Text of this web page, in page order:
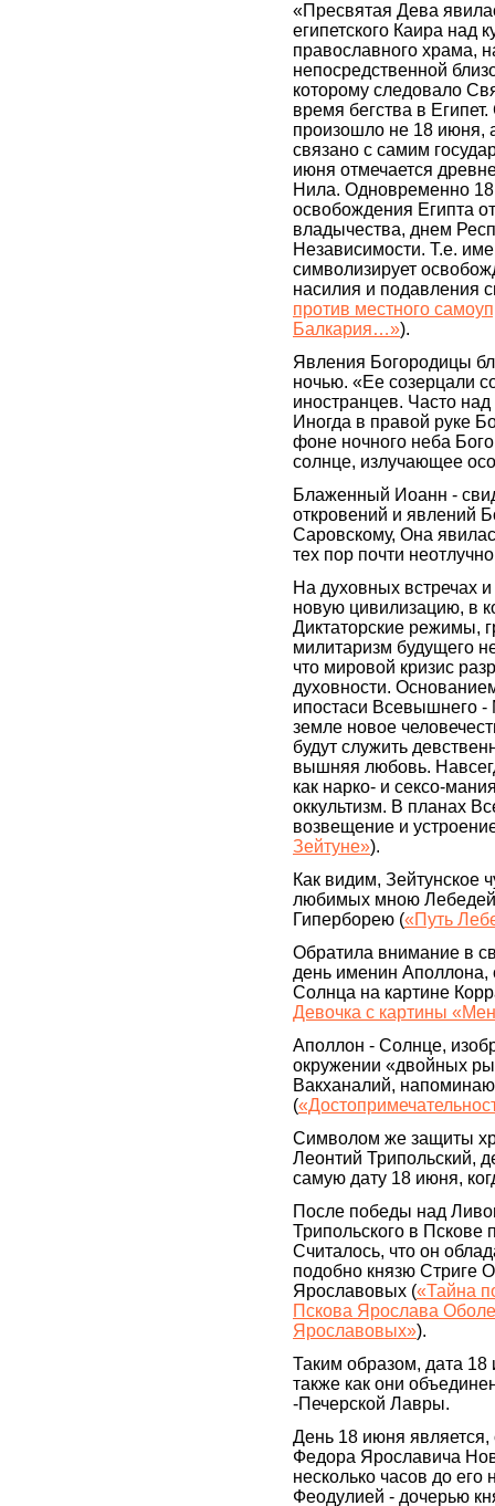
«Пресвятая Дева
египетского Каира над
православного храма,
непосредственной
которому следовало
время бегства в
произошло не 18 июня,
связано с самим
июня отмечается
Нила. Одновременно
освобождения Египта
владычества, днем
Независимости. Т.е.
символизирует
насилия и подавления
против местного
Балкария…»).
Явления Богородицы
ночью. «Ее созерцали
иностранцев. Часто
Иногда в правой руке
фоне ночного неба
солнце, излучающее
Блаженный Иоанн -
откровений и явлений
Саровскому, Она
тех пор почти
На духовных встречах
новую цивилизацию, в
Диктаторские режимы,
милитаризм будущего
что мировой кризис
духовности.
ипостаси Всевышнего -
земле новое
будут служить
вышняя любовь.
как нарко- и сексо-
оккультизм. В планах
возвещение и
Зейтуне»).
Как видим, Зейтунское
любимых мною
Гиперборею («Путь
Обратила внимание в
день именин
Солнца на картине
Девочка с картины
Аполлон - Солнце,
окружении «двойных
Вакханалий,
(
Символом же защиты
Леонтий Трипольский,
самую дату 18 июня,
После победы над
Трипольского в Пскове
Считалось, что он
подобно князю Стриге
Ярославовых («Тайна
Пскова Ярослава
Ярославовых»).
Таким образом, дата
также как они
-Печерской Лавры.
День 18 июня
Федора Ярославича
несколько часов до
Феодулией - дочерью